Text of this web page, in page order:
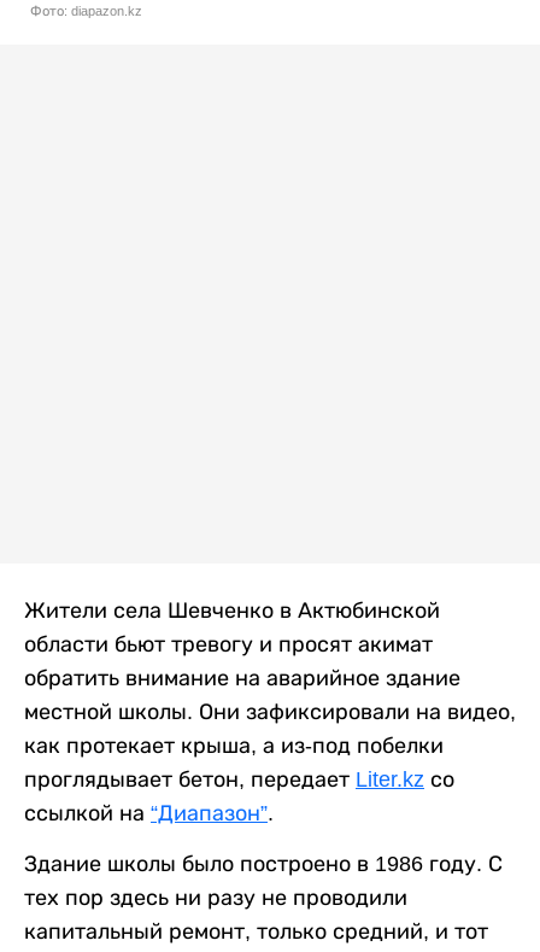
Фото: diapazon.kz
Жители села Шевченко в Актюбинской
области бьют тревогу и просят акимат
обратить внимание на аварийное здание
местной школы. Они зафиксировали на видео,
как протекает крыша, а из-под побелки
проглядывает бетон, передает Liter.kz со
ссылкой на “Диапазон”.
Здание школы было построено в 1986 году. С
тех пор здесь ни разу не проводили
капитальный ремонт, только средний, и тот